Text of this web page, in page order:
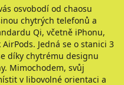
osvobodí od chaosu
chytrých telefonů a
Qi, včetně iPhonu,
Jedná se o stanici 3
díky chytrému designu
Mimochodem, svůj
v libovolné orientaci a